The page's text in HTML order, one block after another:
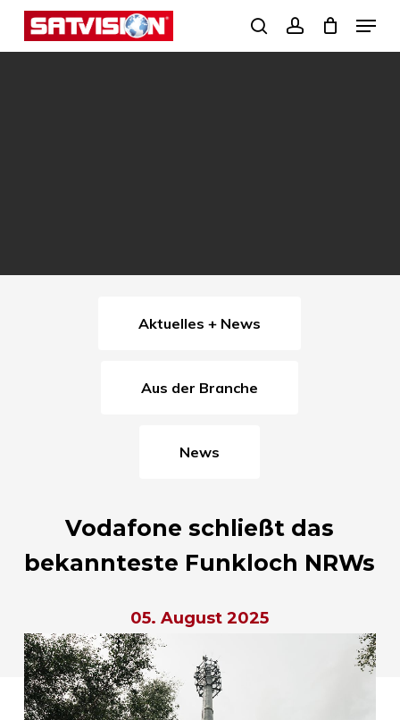
Skip
search
Menu
Aktuelles + News
Aus der Branche
News
Vodafone schließt das
bekannteste Funkloch NRWs
05. August 2025